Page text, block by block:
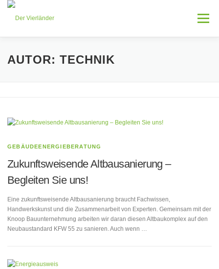
Zum
Menü
HOME LEISTUNGEN
AUTOR: TECHNIK
GEBÄUDEENERGIEBERATUNG
Zukunftsweisende Altbausanierung –
Begleiten Sie uns!
Eine zukunftsweisende Altbausanierung braucht Fachwissen,
Handwerkskunst und die Zusammenarbeit von Experten. Gemeinsam mit der
Knoop Bauunternehmung arbeiten wir daran diesen Altbaukomplex auf den
Neubaustandard KFW 55 zu sanieren. Auch wenn …